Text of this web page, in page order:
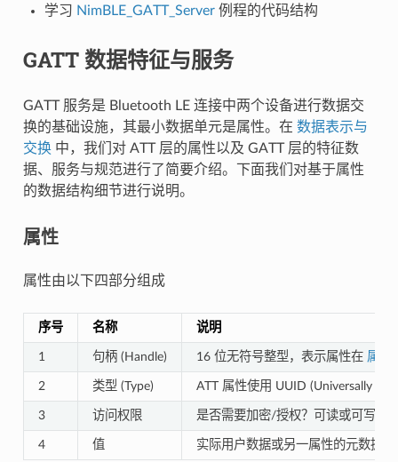
学习 NimBLE_GATT_Server 例程的代码结构
GATT 数据特征与服务
GATT 服务是 Bluetooth LE 连接中两个设备进行数据交
换的基础设施，其最小数据单元是属性。在 数据表示与
交换中，我们对 ATT 层的属性以及 GATT 层的特征数
据、服务与规范进行了简要介绍。下面我们对基于属性
的数据结构细节进行说明。
属性
属性由以下四部分组成
序号 名称 说明
1 句柄 (Handle) 16 位无符号整型，表示属性在 属性
2 类型 (Type) ATT 属性使用 UUID (Universally
3 访问权限 是否需要加密/授权？可读或可写？
4 值 实际用户数据或另一属性的元数据